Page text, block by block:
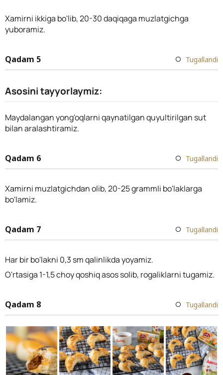
Xamirni ikkiga bo'lib, 20-30 daqiqaga muzlatgichga
yuboramiz.
Qadam 5 Tugallandi
Asosini tayyorlaymiz:
Maydalangan yong'oqlarni qaynatilgan quyultirilgan sut
bilan aralashtiramiz.
Qadam 6 Tugallandi
Xamirni muzlatgichdan olib, 20-25 grammli bo'laklarga
bo'lamiz.
Qadam 7 Tugallandi
Har bir bo'lakni 0,3 sm qalinlikda yoyamiz.
O'rtasiga 1-1,5 choy qoshiq asos solib, rogaliklarni tugamiz.
Qadam 8 Tugallandi